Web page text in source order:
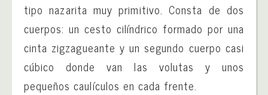
tipo nazarita muy primitivo. Consta de dos
cuerpos: un cesto cilíndrico formado por una
cinta zigzagueante y un segundo cuerpo casi
cúbico donde van las volutas y unos
pequeños caulículos en cada frente.